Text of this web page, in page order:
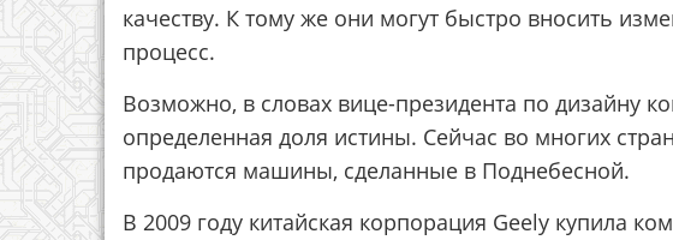
качеству. К тому же они могут быстро вносить
процесс.
Возможно, в словах вице-президента по дизайну
определенная доля истины. Сейчас во многих
продаются машины, сделанные в Поднебесной.
В 2009 году китайская корпорация Geely купила